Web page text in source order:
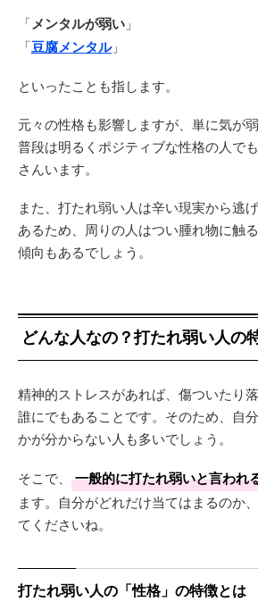
「メンタルが弱い 」
「豆腐メンタル」
といったことも指します。
元々の性格も影響しますが、単に気が
普段は明るくポジティブな性格の人で
さんいます。
また、打たれ弱い人は辛い現実から逃
あるため、周りの人はつい腫れ物に触
傾向もあるでしょう。
どんな人なの？打たれ弱い人の
精神的ストレスがあれば、傷ついたり
誰にでもあることです。そのため、自
かが分からない人も多いでしょう。
そこで、 一般的に打たれ弱いと言われ
ます。自分がどれだけ当てはまるのか
てくださいね。
打たれ弱い人の「性格」の特徴とは